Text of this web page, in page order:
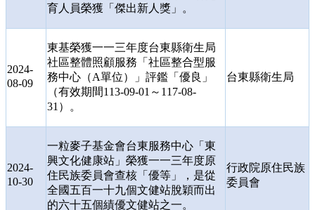
育人員榮獲「傑出新人獎」。
2024-
08-09
東基榮獲一一三年度台東縣衛生局
社區整體照顧服務「社區整合型服
務中心（A單位）」評鑑「優良」
（有效期間113-09-01 ～ 117-08-
31 ）。
台東縣衛生局
2024-
10-30
一粒麥子基金會台東服務中心「東
興文化健康站」榮獲一一三年度原
住民族委員會查核「優等」，是從
全國五百一十九個文健站脫穎而出
的六十五個績優文健站之一。
行政院原住民族
委員會